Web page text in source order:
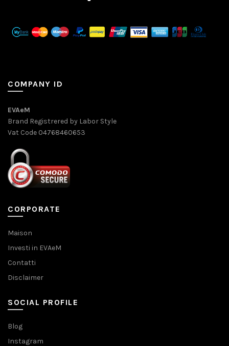
COMPANY ID
EVAeM
Brand Registrered by Labor Style
Vat Code 04768460653
CORPORATE
Maison
Investi in EVAeM
Contatti
Disclaimer
SOCIAL PROFILE
Blog
Instagram